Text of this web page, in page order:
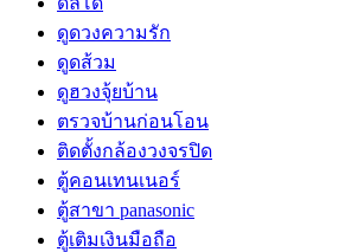
ดูดวงความรัก
ดูดส้วม
ดูฮวงจุ้ยบ้าน
ตรวจบ้านก่อนโอน
ติดตั้งกล้องวงจรปิด
ตู้คอนเทนเนอร์
ตู้สาขา panasonic
ตู้เติมเงินมือถือ